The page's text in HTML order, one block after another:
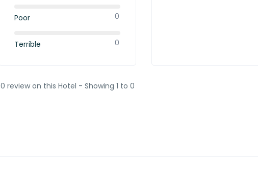
Poor 0
Terrible 0
0 review on this Hotel - Showing 1 to 0